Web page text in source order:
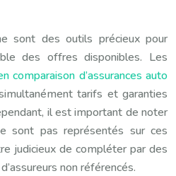
sont des outils précieux pour
des offres disponibles. Les
comparaison d’assurances auto
tarifs et garanties
il est important de noter
sont pas représentés sur ces
judicieux de compléter par des
non référencés.